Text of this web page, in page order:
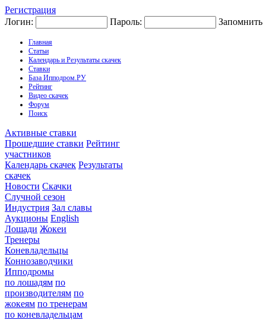
Регистрация
Логин:
Пароль: Запомнить
Главная
Статьи
Календарь и Результаты скачек
Ставки
База Ипподром.РУ
Рейтинг
Видео скачек
Форум
Поиск
Активные ставки
Прошедшие ставки Рейтинг
участников
Календарь скачек Результаты
скачек
Новости Скачки
Случной сезон
Индустрия Зал славы
Аукционы English
Лошади Жокеи
Тренеры
Коневладельцы
Коннозаводчики
Ипподромы
по лошадям по
производителям по
жокеям по тренерам
по коневладельцам